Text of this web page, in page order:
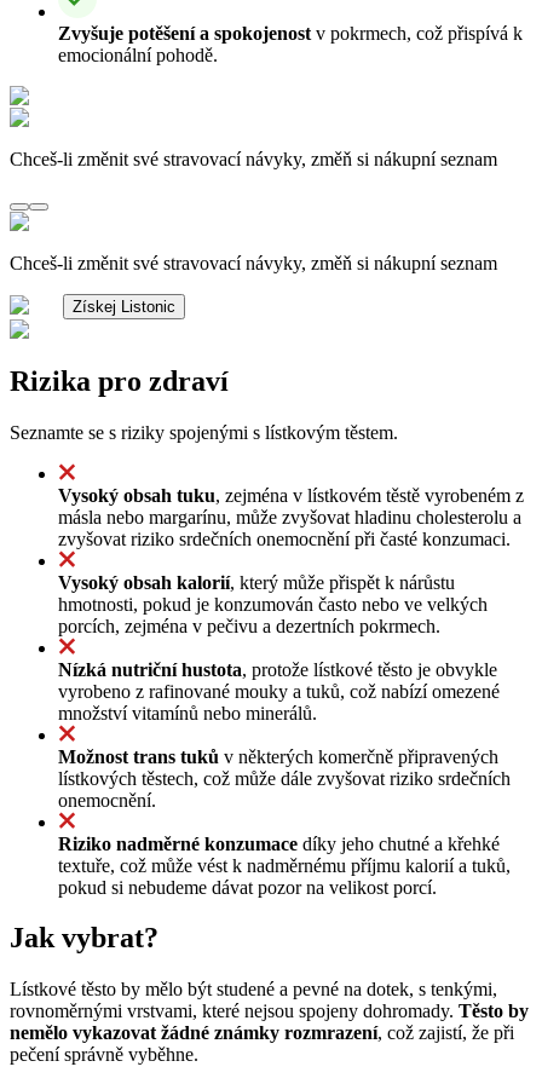
Zvyšuje potěšení a spokojenost v pokrmech, což přispívá k
emocionální pohodě.
Chceš-li změnit své stravovací návyky, změň si nákupní seznam
Chceš-li změnit své stravovací návyky, změň si nákupní seznam
Získej Listonic
Rizika pro zdraví
Seznamte se s riziky spojenými s lístkovým těstem.
Vysoký obsah tuku, zejména v lístkovém těstě vyrobeném z
másla nebo margarínu, může zvyšovat hladinu cholesterolu a
zvyšovat riziko srdečních onemocnění při časté konzumaci.
Vysoký obsah kalorií, který může přispět k nárůstu
hmotnosti, pokud je konzumován často nebo ve velkých
porcích, zejména v pečivu a dezertních pokrmech.
Nízká nutriční hustota, protože lístkové těsto je obvykle
vyrobeno z rafinované mouky a tuků, což nabízí omezené
množství vitamínů nebo minerálů.
Možnost trans tuků v některých komerčně připravených
lístkových těstech, což může dále zvyšovat riziko srdečních
onemocnění.
Riziko nadměrné konzumace díky jeho chutné a křehké
textuře, což může vést k nadměrnému příjmu kalorií a tuků,
pokud si nebudeme dávat pozor na velikost porcí.
Jak vybrat?
Lístkové těsto by mělo být studené a pevné na dotek, s tenkými,
rovnoměrnými vrstvami, které nejsou spojeny dohromady. Těsto by
nemělo vykazovat žádné známky rozmrazení, což zajistí, že při
pečení správně vyběhne.